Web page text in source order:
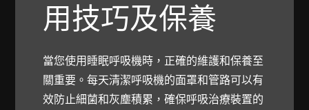
用技巧及保養
當您使用睡眠呼吸機時，正確的維護和保養至
關重要。每天清潔呼吸機的面罩和管路可以有
效防止細菌和灰塵積累，確保呼吸治療裝置的